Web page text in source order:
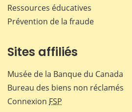
Ressources éducatives
Prévention de la fraude
Sites affiliés
Musée de la Banque du Canada
Bureau des biens non réclamés
Connexion FSP